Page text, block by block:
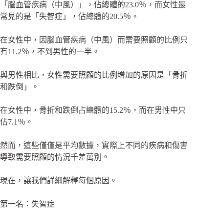
「腦血管疾病（中風）」，佔總體的23.0％，而女性最
常見的是「失智症」，佔總體的20.5％。
在女性中，因腦血管疾病（中風）而需要照顧的比例只
有11.2％，不到男性的一半。
與男性相比，女性需要照顧的比例增加的原因是「骨折
和跌倒」。
在女性中，骨折和跌倒占總體的15.2％，而在男性中只
佔7.1％。
然而，這些僅僅是平均數據，實際上不同的疾病和傷害
導致需要照顧的情況千差萬別。
現在，讓我們詳細解釋每個原因。
第一名：失智症